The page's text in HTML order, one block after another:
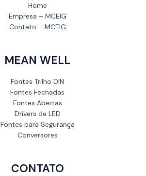
Home
Empresa – MCEIG
Contato – MCEIG
MEAN WELL
Fontes Trilho DIN
Fontes Fechadas
Fontes Abertas
Drivers de LED
Fontes para Segurança
Conversores
CONTATO